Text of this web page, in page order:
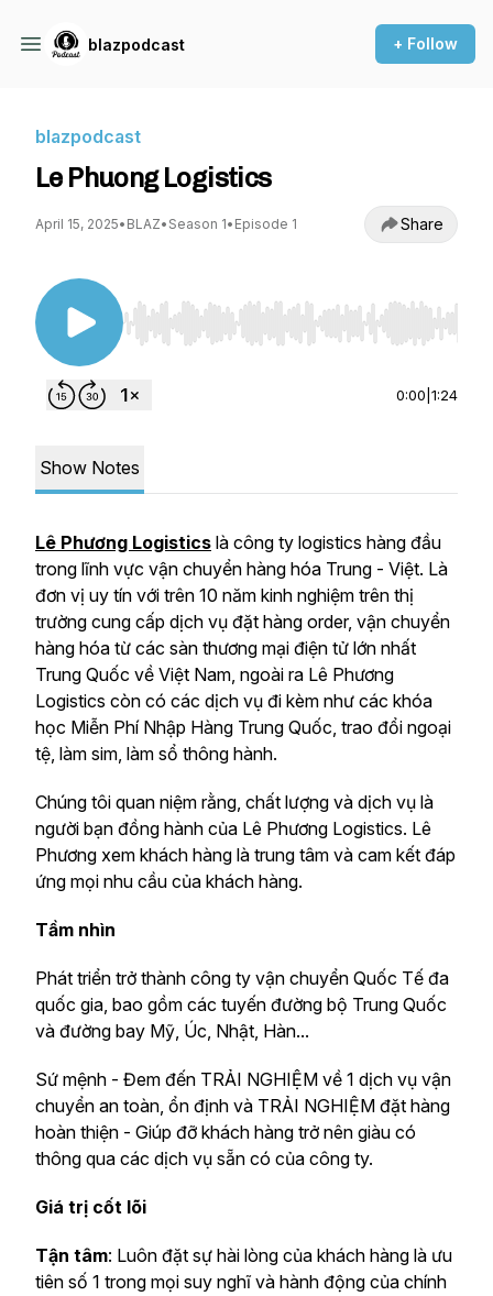
blazpodcast + Follow
blazpodcast
Le Phuong Logistics
April 15, 2025• BLAZ• Season 1• Episode 1 Share
Use Left/Right to seek, Home/End to jump to
0:00 1:24
Show Notes
Lê Phương Logistics là công ty logistics hàng đầu
trong lĩnh vực vận chuyển hàng hóa Trung - Việt. Là
đơn vị uy tín với trên 10 năm kinh nghiệm trên thị
trường cung cấp dịch vụ đặt hàng order, vận chuyển
hàng hóa từ các sàn thương mại điện tử lớn nhất
Trung Quốc về Việt Nam, ngoài ra Lê Phương
Logistics còn có các dịch vụ đi kèm như các khóa
học Miễn Phí Nhập Hàng Trung Quốc, trao đổi ngoại
tệ, làm sim, làm sổ thông hành.
Chúng tôi quan niệm rằng, chất lượng và dịch vụ là
người bạn đồng hành của Lê Phương Logistics. Lê
Phương xem khách hàng là trung tâm và cam kết đáp
ứng mọi nhu cầu của khách hàng.
Tầm nhìn
Phát triển trở thành công ty vận chuyển Quốc Tế đa
quốc gia, bao gồm các tuyến đường bộ Trung Quốc
và đường bay Mỹ, Úc, Nhật, Hàn...
Sứ mệnh - Đem đến TRẢI NGHIỆM về 1 dịch vụ vận
chuyển an toàn, ổn định và TRẢI NGHIỆM đặt hàng
hoàn thiện - Giúp đỡ khách hàng trở nên giàu có
thông qua các dịch vụ sẵn có của công ty.
Giá trị cốt lõi
Tận tâm: Luôn đặt sự hài lòng của khách hàng là ưu
tiên số 1 trong mọi suy nghĩ và hành động của chính